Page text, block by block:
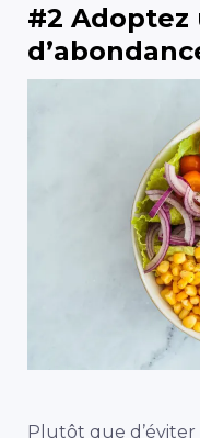
#2 Adoptez
Plutôt que